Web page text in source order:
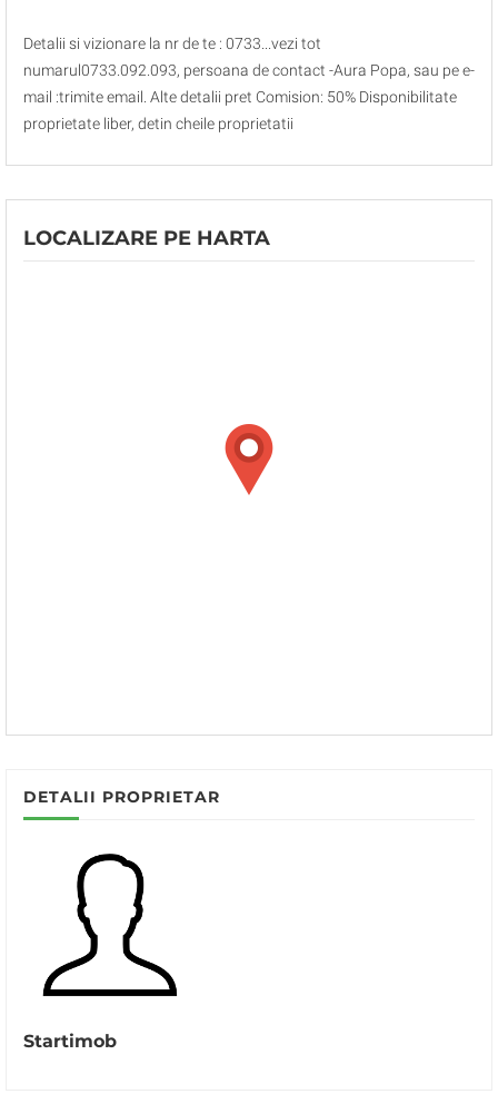
Detalii si vizionare la nr de te : 0733...vezi tot
numarul0733.092.093, persoana de contact -Aura Popa, sau pe e-
mail :trimite email. Alte detalii pret Comision: 50% Disponibilitate
proprietate liber, detin cheile proprietatii
LOCALIZARE PE HARTA
DETALII PROPRIETAR
Startimob